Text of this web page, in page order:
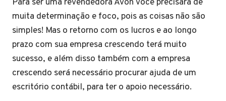
muita determinação e foco, pois as coisas não são
simples! Mas o retorno com os lucros e ao longo
prazo com sua empresa crescendo terá muito
sucesso, e além disso também com a empresa
crescendo será necessário procurar ajuda de um
escritório contábil, para ter o apoio necessário.